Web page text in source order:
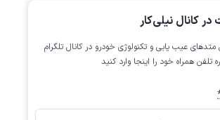
کانال نیلی‌کار
عیب یابی‌ و تکنولوژی خودرو در کانال تلگرام
تلفن همراه خود را اینجا وارد کنید